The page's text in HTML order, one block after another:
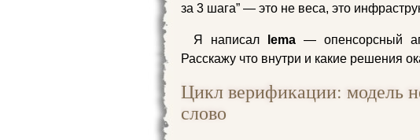
за 3 шага” — это не веса, это
Я написал lema — опенсорсный
Расскажу что внутри и какие решения
Цикл верификации: модель
слово